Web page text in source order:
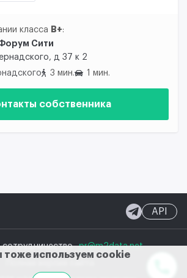
класса B+:
Сити
д 37 к 2
3 мин. 1 мин.
собственника
сотрудничествоpr@m2data.net
API
тоже используем cookie